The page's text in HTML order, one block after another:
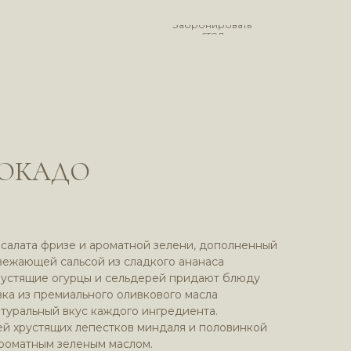
Забронировать
стол
фризе и ароматной зелени, дополненный
сальсой из сладкого ананаса
огурцы и сельдерей придают блюду
из премиального оливкового масла
вкус каждого ингредиента.
хрустящих лепестков миндаля и половинкой
зеленым маслом.